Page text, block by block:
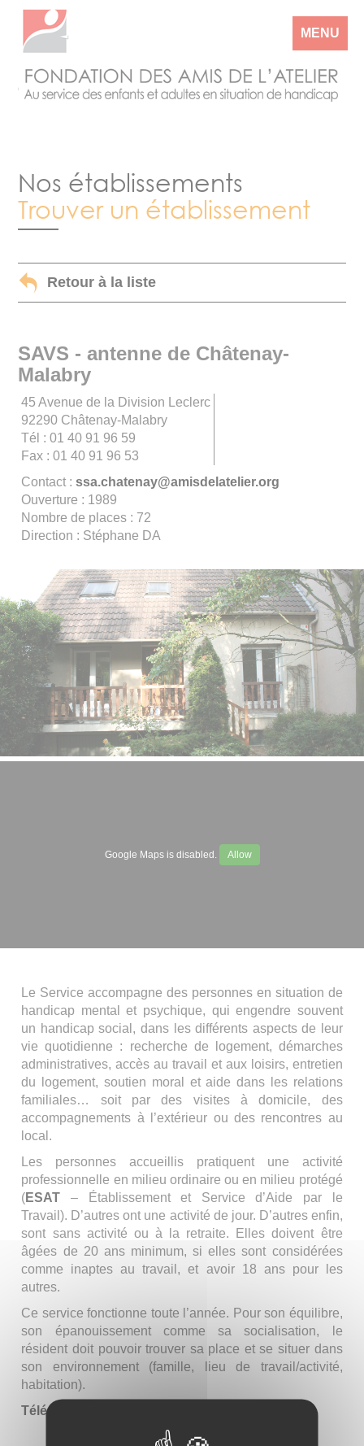
MENU
Nos établissements
Trouver un établissement
Retour à la liste
SAVS - antenne de Châtenay-
Malabry
45 Avenue de la Division Leclerc
92290 Châtenay-Malabry
Tél : 01 40 91 96 59
Fax : 01 40 91 96 53
Contact :ssa.chatenay@amisdelatelier.org
Ouverture : 1989
Nombre de places : 72
Direction : Stéphane DA
Google Maps is disabled. Allow
Le Service accompagne des personnes en situation de
handicap mental et psychique, qui engendre souvent
un handicap social, dans les différents aspects de leur
vie quotidienne : recherche de logement, démarches
administratives, accès au travail et aux loisirs, entretien
du logement, soutien moral et aide dans les relations
familiales… soit par des visites à domicile, des
accompagnements à l’extérieur ou des rencontres au
local.
Les personnes accueillis pratiquent une activité
professionnelle en milieu ordinaire ou en milieu protégé
(ESAT – Établissement et Service d’Aide par le
Travail). D’autres ont une activité de jour. D’autres enfin,
sont sans activité ou à la retraite. Elles doivent être
âgées de 20 ans minimum, si elles sont considérées
comme inaptes au travail, et avoir 18 ans pour les
autres.
Ce service fonctionne toute l’année. Pour son équilibre,
son épanouissement comme sa socialisation, le
résident doit pouvoir trouver sa place et se situer dans
son environnement (famille, lieu de travail/activité,
habitation).
Téléchargez le dossier de candidature